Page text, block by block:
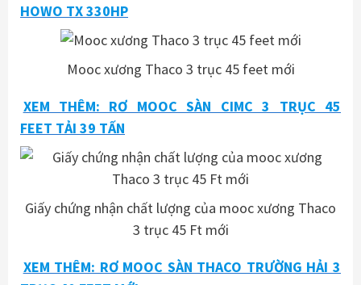
HOWO TX 330HP
Mooc xương Thaco 3 trục 45 feet mới
XEM THÊM: RƠ MOOC SÀN CIMC 3 TRỤC 45
FEET TẢI 39 TẤN
Giấy chứng nhận chất lượng của mooc xương Thaco
3 trục 45 Ft mới
XEM THÊM: RƠ MOOC SÀN THACO TRƯỜNG HẢI 3